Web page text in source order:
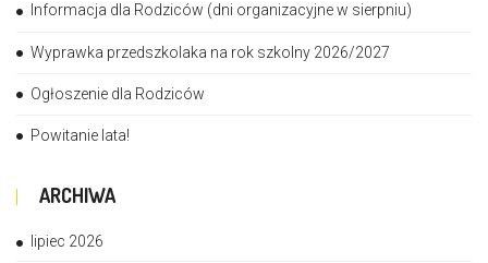
Informacja dla Rodziców (dni organizacyjne w sierpniu)
Wyprawka przedszkolaka na rok szkolny 2026/2027
Ogłoszenie dla Rodziców
Powitanie lata!
ARCHIWA
lipiec 2026